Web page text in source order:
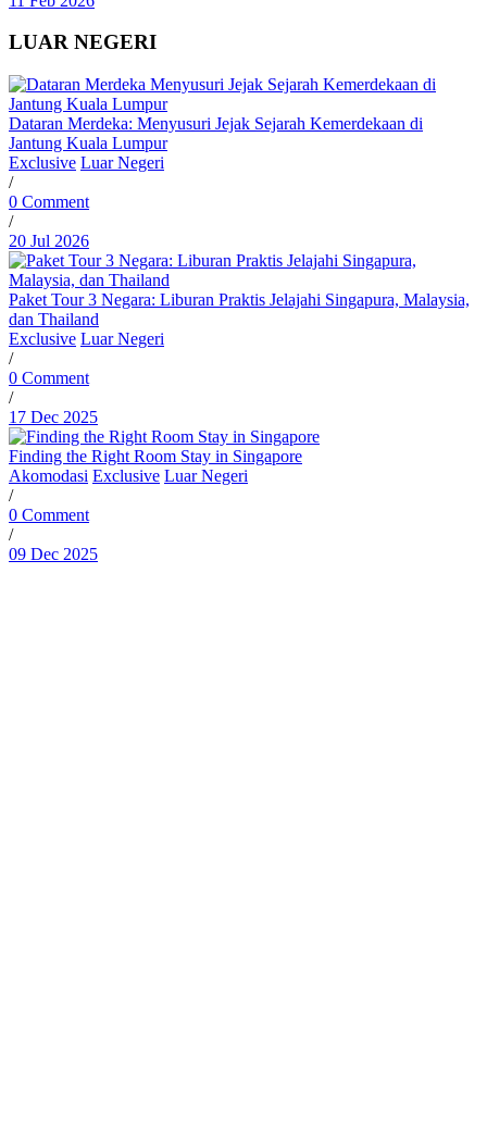
LUAR NEGERI
Dataran Merdeka: Menyusuri Jejak Sejarah Kemerdekaan di
Jantung Kuala Lumpur
Exclusive Luar Negeri
/
0 Comment
/
20 Jul 2026
Paket Tour 3 Negara: Liburan Praktis Jelajahi Singapura, Malaysia,
dan Thailand
Exclusive Luar Negeri
/
0 Comment
/
17 Dec 2025
Finding the Right Room Stay in Singapore
Akomodasi Exclusive Luar Negeri
/
0 Comment
/
09 Dec 2025